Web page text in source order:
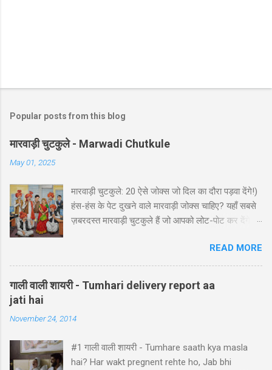
Popular posts from this blog
मारवाड़ी चुटकुले - Marwadi Chutkule
May 01, 2025
मारवाड़ी चुटकुले: 20 ऐसे जोक्स जो दिल का दौरा पड़वा देंगे!)
हंस-हंस के पेट दुखने वाले मारवाड़ी जोक्स चाहिए? यहाँ सबसे
ज़बरदस्त मारवाड़ी चुटकुले हैं जो आपको लोट-पोट कर देंगे! ⚡
पढ़ते ही हंसी नहीं रोक पाएंगे आप! 🤪 😂 मारवाड़ी हंसी के
धमाकेदार जोक्स 💥 "एक मारवाड़ी ने अपनी बीवी को गिफ्ट में
डायमंड रिंग दी। बीवी खुश होकर बोली: 'ये तो असली लगती
है!' मारवाड़ी: 'हां प्रिये, बिल्कुल असली... दुकानदार ने मुझे
इन चाइना'* 😂" Copy "मारवाड़ी बेटा: पापा! मैंने ₹10,000
₹5,000 में बेच दी! पापा: पर वो तो ₹50,000 की थी! बेटा: हां पापा,
इसीलिए तो ₹10,000 कमाए... ₹45,000 तो मैंने अपने पास रख
READ MORE
गाली वाली शायरी - Tumhari delivery report aa
jati hai
November 24, 2014
#1 गाली वाली शायरी - Tumhare saath kya masla
hai? Har wakt pregnent rehte ho, Jab bhi